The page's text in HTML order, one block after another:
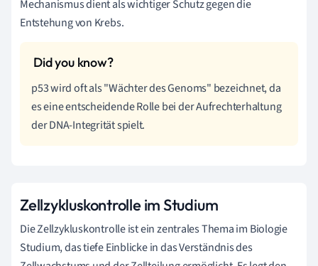
Mechanismus dient als wichtiger Schutz gegen die
Entstehung von Krebs.
p53 wird oft als "Wächter des Genoms" bezeichnet, da
es eine entscheidende Rolle bei der Aufrechterhaltung
der DNA-Integrität spielt.
Zellzykluskontrolle im Studium
Die Zellzykluskontrolle ist ein zentrales Thema im Biologie
Studium, das tiefe Einblicke in das Verständnis des